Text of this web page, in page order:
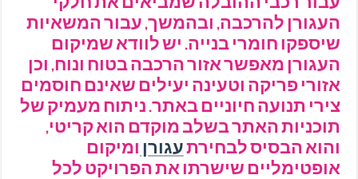
העגורן להרכבה, ובהמשך, עבור המשאיות
שיספקו חומרי בנייה. יש לוודא שמיקום
העגורן מאפשר אזור הרכבה בטוח ונוח, וכן
אזורי פריקה וטעינה יעילים שאינם חוסמים
צירי תנועה חיוניים באתר. ניתוח מעמיק של
תוכניות האתר בשלב מוקדם הוא קריטי,
והוא הבסיס לבחירתעגורן ומיקום
אופטימליים שישרתו את הפרויקט לכל